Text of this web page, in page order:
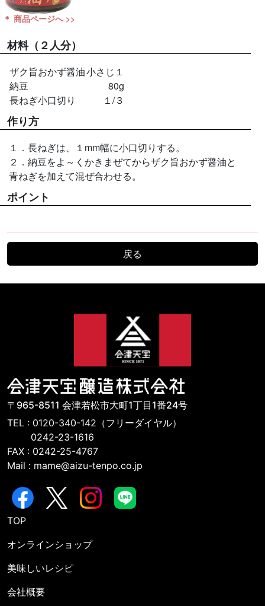
＊ 商品ページへ >>
材料（２人分）
ザク旨おかず醤油小さじ１
納豆
80g
長ねぎ小口切り
１/３
作り方
１．長ねぎは、１mm幅に小口切りする。
２．納豆をよ～くかきまぜてからザク旨おかず醤油と
青ねぎを加えて混ぜ合わせる。
ポイント
戻る
〒965-8511 会津若松市大町1丁目1番24号
TEL : 0120-340-142（フリーダイヤル）
0242-23-1616
FAX : 0242-25-4767
Mail : mame@aizu-tenpo.co.jp
TOP
オンラインショップ
美味しいレシピ
会社概要